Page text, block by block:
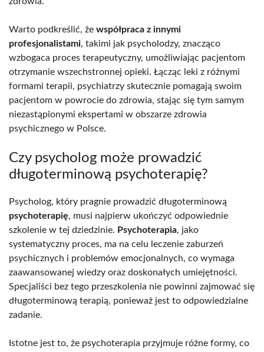
Warto podkreślić, że współpraca z innymi
profesjonalistami, takimi jak psycholodzy, znacząco
wzbogaca proces terapeutyczny, umożliwiając pacjentom
otrzymanie wszechstronnej opieki. Łącząc leki z różnymi
formami terapii, psychiatrzy skutecznie pomagają swoim
pacjentom w powrocie do zdrowia, stając się tym samym
niezastąpionymi ekspertami w obszarze zdrowia
psychicznego w Polsce.
Czy psycholog może prowadzić
długoterminową psychoterapię?
Psycholog, który pragnie prowadzić długoterminową
psychoterapię, musi najpierw ukończyć odpowiednie
szkolenie w tej dziedzinie. Psychoterapia, jako
systematyczny proces, ma na celu leczenie zaburzeń
psychicznych i problemów emocjonalnych, co wymaga
zaawansowanej wiedzy oraz doskonałych umiejętności.
Specjaliści bez tego przeszkolenia nie powinni zajmować się
długoterminową terapią, ponieważ jest to odpowiedzialne
zadanie.
Istotne jest to, że psychoterapia przyjmuje różne formy, co